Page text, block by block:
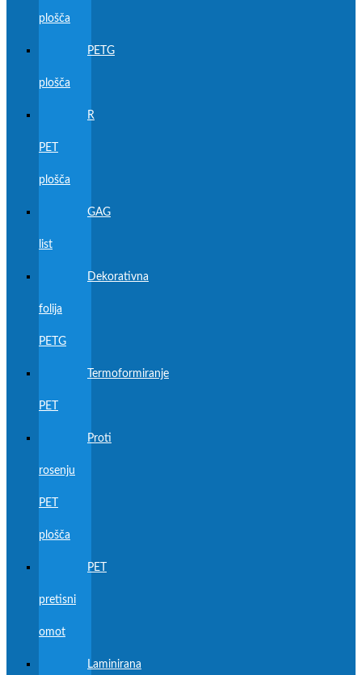
plošča
PETG
plošča
R
PET
plošča
GAG
list
Dekorativna
folija
PETG
Termoformiranje
PET
Proti
rosenju
PET
plošča
PET
pretisni
omot
Laminirana